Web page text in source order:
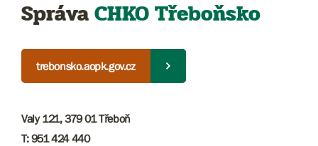
SprávaCHKO Třeboňsko
trebonsko.aopk.gov.cz
Valy 121, 379 01 Třeboň
T: 951 424 440